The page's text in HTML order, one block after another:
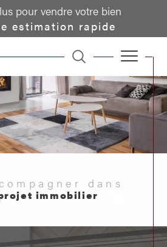
pour vendre votre bien
estimation rapide
dans
immobilier